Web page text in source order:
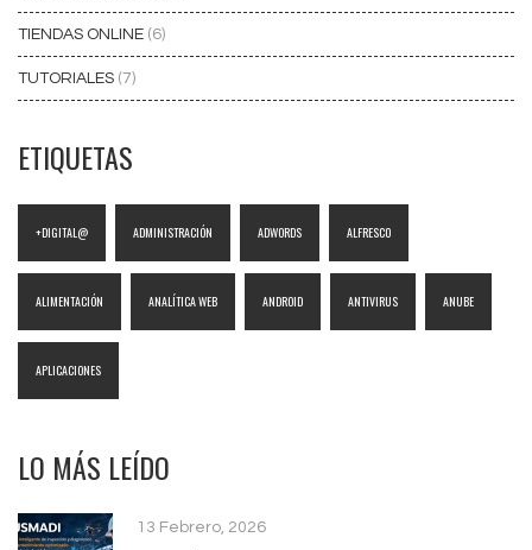
TIENDAS ONLINE (6)
TUTORIALES (7)
ETIQUETAS
+DIGITAL@ ADMINISTRACIÓN ADWORDS ALFRESCO
ALIMENTACIÓN ANALÍTICA WEB ANDROID ANTIVIRUS ANUBE
APLICACIONES
LO MÁS LEÍDO
13 Febrero, 2026